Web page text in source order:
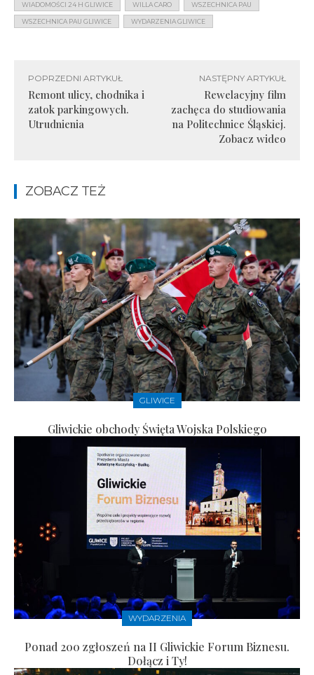
WIADOMOŚCI 24 H GLIWICE WILLA CARO WSZECHNICA PAU
WSZECHNICA PAU GLIWICE WYDARZENIA GLIWICE
POPRZEDNI ARTYKUŁ
Remont ulicy, chodnika i
zatok parkingowych.
Utrudnienia
NASTĘPNY ARTYKUŁ
Rewelacyjny film
zachęca do studiowania
na Politechnice Śląskiej.
Zobacz wideo
ZOBACZ TEŻ
GLIWICE
Gliwickie obchody Święta Wojska Polskiego
WYDARZENIA
Ponad 200 zgłoszeń na II Gliwickie Forum Biznesu.
Dołącz i Ty!